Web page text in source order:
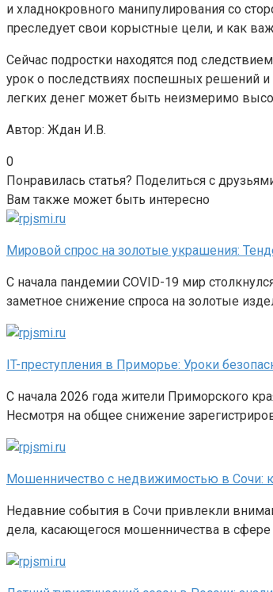
и хладнокровного манипулирования со
преследует свои корыстные цели, и как
Сейчас подростки находятся под
урок о последствиях поспешных решений и
легких денег может быть неизмеримо
Автор: Ждан И.В.
0
Понравилась статья? Поделиться с
Вам также может быть интересно
Мировой спрос на золотые украшения:
С начала пандемии COVID-19 мир
заметное снижение спроса на золотые
IT-преступления в Приморье: Уроки
С начала 2026 года жители Приморского
Несмотря на общее снижение
Мошенничество с недвижимостью в Сочи:
Недавние события в Сочи привлекли
дела, касающегося мошенничества в сфере